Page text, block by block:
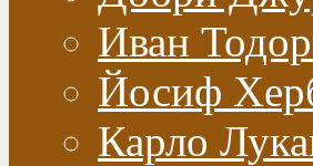
Иван
Йосиф
Карло